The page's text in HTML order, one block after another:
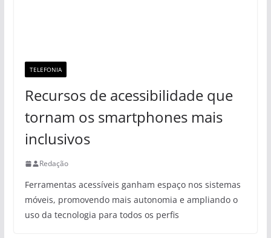
TELEFONIA
Recursos de acessibilidade que
tornam os smartphones mais
inclusivos
Redação
Ferramentas acessíveis ganham espaço nos sistemas
móveis, promovendo mais autonomia e ampliando o
uso da tecnologia para todos os perfis